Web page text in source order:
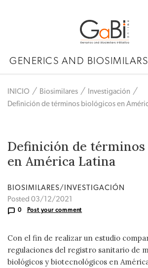
GENERICS AND
INICIO Biosimilares
Investigación
Definición de términos biológicos en
Definición de
en América Latina
BIOSIMILARES/INVESTIGACIÓN
Posted 03/12/2021
0 Post your comment
Con el fin de realizar un estudio
regulaciones del registro sanitario de
biológicos y biotecnológicos en